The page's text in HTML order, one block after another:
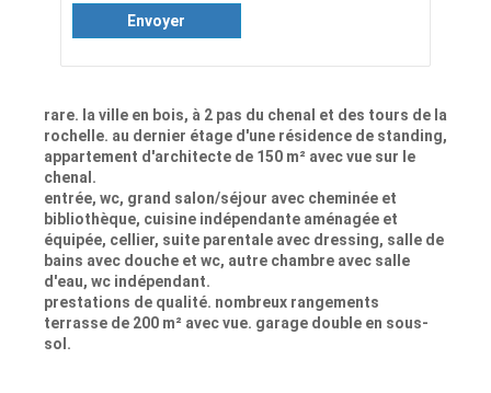
Envoyer
rare. la ville en bois, à 2 pas du chenal et des tours de la
rochelle. au dernier étage d'une résidence de standing,
appartement d'architecte de 150 m² avec vue sur le
chenal.
entrée, wc, grand salon/séjour avec cheminée et
bibliothèque, cuisine indépendante aménagée et
équipée, cellier, suite parentale avec dressing, salle de
bains avec douche et wc, autre chambre avec salle
d'eau, wc indépendant.
prestations de qualité. nombreux rangements
terrasse de 200 m² avec vue. garage double en sous-
sol.